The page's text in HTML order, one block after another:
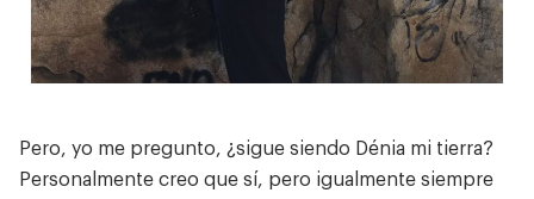
Contacto
Pero, yo me pregunto, ¿sigue siendo Dénia mi tierra?
Personalmente creo que sí, pero igualmente siempre